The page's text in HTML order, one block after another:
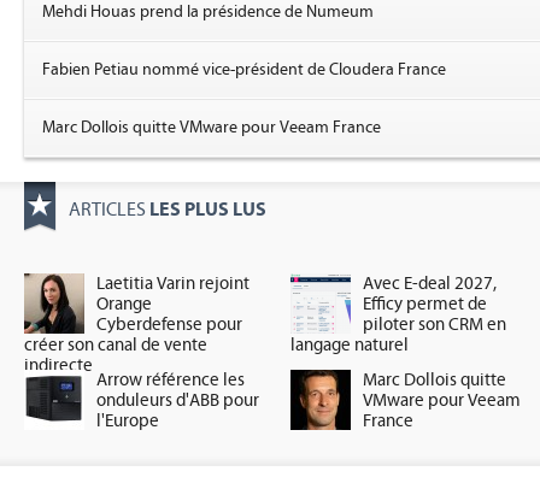
Mehdi Houas prend la présidence de Numeum
Fabien Petiau nommé vice-président de Cloudera France
Marc Dollois quitte VMware pour Veeam France
ARTICLES LES PLUS LUS
Laetitia Varin rejoint
Orange
Cyberdefense pour
créer son canal de vente
indirecte
Avec E-deal 2027,
Efficy permet de
piloter son CRM en
langage naturel
Arrow référence les
onduleurs d'ABB pour
l'Europe
Marc Dollois quitte
VMware pour Veeam
France